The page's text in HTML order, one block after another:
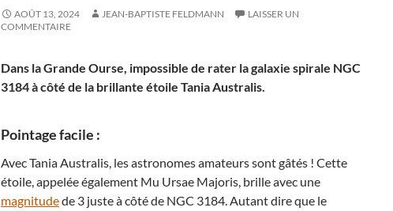
AOÛT 13, 2024 JEAN-BAPTISTE FELDMANN
LAISSER UN
COMMENTAIRE
Dans la Grande Ourse, impossible de rater la galaxie spirale NGC
3184 à côté de la brillante étoile Tania Australis.
Pointage facile :
Avec Tania Australis, les astronomes amateurs sont gâtés ! Cette
étoile, appelée également Mu Ursae Majoris, brille avec une
magnitudede 3 juste à côté de NGC 3184. Autant dire que le